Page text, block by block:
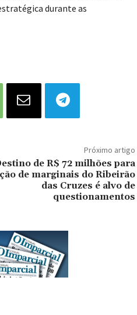
durante as
Próximo artigo
de R$ 72 milhões para
de marginais do Ribeirão
das Cruzes é alvo de
questionamentos